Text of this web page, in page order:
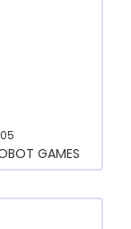
GAMES